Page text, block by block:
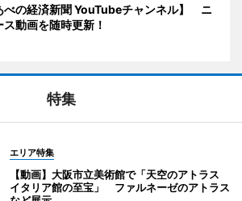
べの経済新聞 YouTubeチャンネル】 ニ
ス動画を随時更新！
特集
エリア特集
【動画】大阪市立美術館で「天空のアトラス
イタリア館の至宝」 ファルネーゼのアトラス